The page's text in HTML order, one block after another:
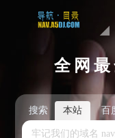
全网
搜索 本站 百